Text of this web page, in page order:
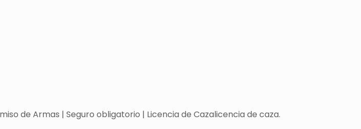
de Armas | Seguro obligatorio | Licencia de Cazalicencia de caza.